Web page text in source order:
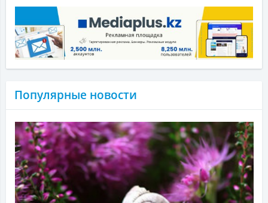
Популярные новости